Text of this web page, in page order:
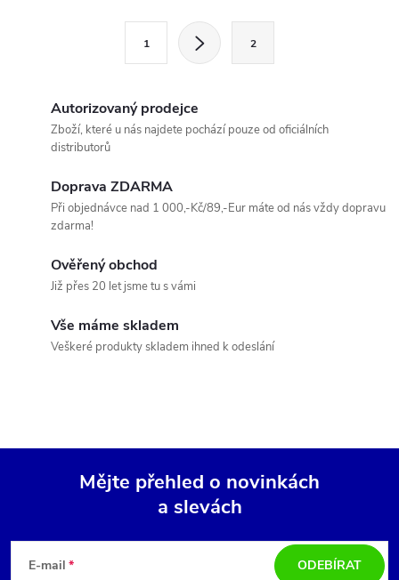
ý
1 2
Autorizovaný prodejce
Zboží, které u nás najdete pochází pouze od oficiálních
distributorů
Doprava ZDARMA
Při objednávce nad 1 000,-Kč/89,-Eur máte od nás vždy dopravu
zdarma!
Ověřený obchod
Již přes 20 let jsme tu s vámi
Vše máme skladem
Veškeré produkty skladem ihned k odeslání
Mějte přehled o novinkách
a slevách
E-mail ODEBÍRAT